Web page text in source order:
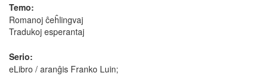
Temo:
Romanoj ĉeĥlingvaj
Tradukoj esperantaj
Serio:
eLibro / aranĝis Franko Luin;